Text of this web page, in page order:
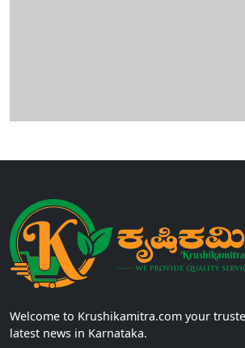
Welcome to Krushikamitra.com your
latest news in Karnataka.